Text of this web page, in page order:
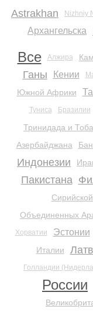
Astrakhan Nizhniy
Архангельска
Все Алжира
Ганы Кении
Южной Африки
Туниса Бразилии
Тринидада и
Азербайджана
Индонезии
Пакистана
Объединенных
Хорватии Эстонии
Италии
Голландии
России